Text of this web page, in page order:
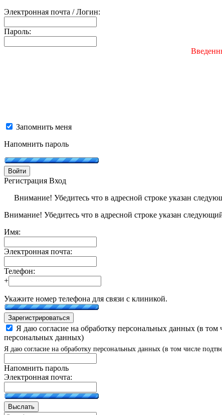
Электронная почта / Логин:
Пароль:
Запомнить меня
Напомнить пароль
Войти
Регистрация Вход
Внимание! Убедитесь что в адресной строке указан
Внимание! Убедитесь что в адресной строке указан
Имя:
Электронная почта:
Телефон:
+
Укажите номер телефона для связи с клиникой.
Зарегистрироваться
Я даю согласие на обработку персональных данных (в
персональных данных)
Я даю согласие на обработку персональных данных (в том числе
Напомнить пароль
Электронная почта:
Выслать